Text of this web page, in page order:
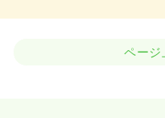
ページ